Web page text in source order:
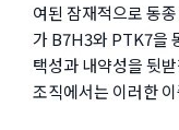
여된 잠재적으로 동
가 B7H3와 PTK7을
택성과 내약성을 뒷
조직에서는 이러한